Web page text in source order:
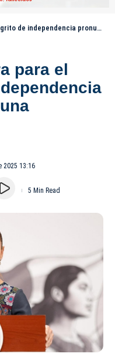
pronunciado por una presidenta
para el
2025 13:16
5 Min Read